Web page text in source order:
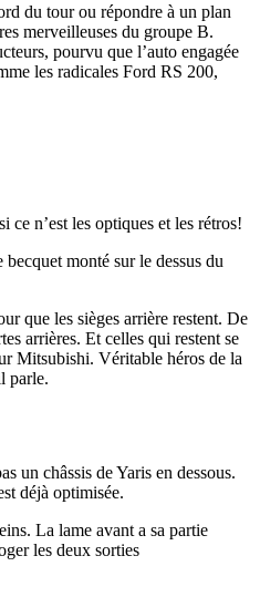
du tour ou répondre à un plan
merveilleuses du groupe B.
pourvu que l’auto engagée
les radicales Ford RS 200,
n’est les optiques et les rétros!
monté sur le dessus du
que les sièges arrière restent. De
arrières. Et celles qui restent se
Mitsubishi. Véritable héros de la
parle.
un châssis de Yaris en dessous.
déjà optimisée.
La lame avant a sa partie
les deux sorties